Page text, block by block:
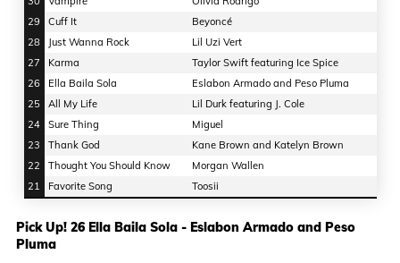
29
Cuff It
Beyoncé
28
Just Wanna Rock
Lil Uzi Vert
27
Karma
Taylor Swift featuring Ice Spice
26
Ella Baila Sola
Eslabon Armado and Peso Pluma
25
All My Life
Lil Durk featuring J. Cole
24
Sure Thing
Miguel
23
Thank God
Kane Brown and Katelyn Brown
22
Thought You Should Know
Morgan Wallen
21
Favorite Song Toosii
Pick Up! 26 Ella Baila Sola - Eslabon Armado and Peso
Pluma